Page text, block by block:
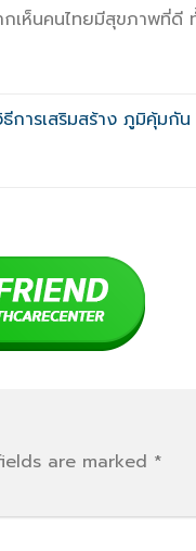
เห็นคนไทยมีสุขภาพที่ดี
ธีการเสริมสร้าง ภูมิคุ้มกั
are marked *